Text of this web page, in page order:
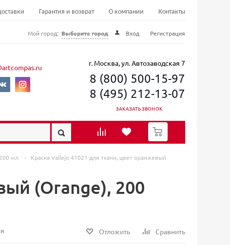
Гарантия и возврат О компании Контакты
Мой город: Выберите город Вход Регистрация
г. Москва, ул. Автозаводская 7
8 (800) 500-15-97
8 (495) 212-13-07
ЗАКАЗАТЬ ЗВОНОК
0
мл -
Краска Vallejo 41021 для ткани, цвет оранжевый
(Orange), 200
Отложить Сравнить